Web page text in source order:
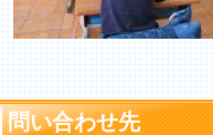
問い合わせ先